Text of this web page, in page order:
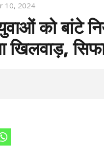
10, 2024
को बांटे
खिलवाड़,